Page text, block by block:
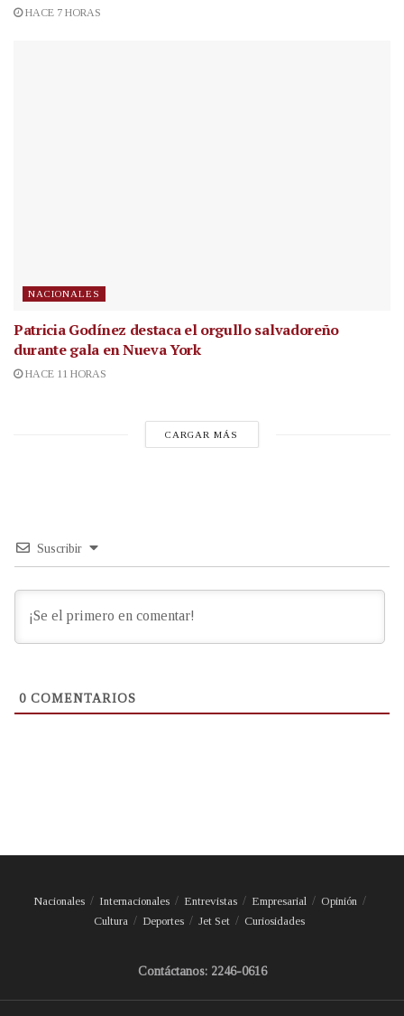
HACE 7 HORAS
NACIONALES
Patricia Godínez destaca el orgullo salvadoreño
durante gala en Nueva York
HACE 11 HORAS
CARGAR MÁS
Suscribir
0 COMENTARIOS
Nacionales Internacionales Entrevistas Empresarial
Opinión
Cultura
Deportes Jet Set Curiosidades
Contáctanos: 2246-0616